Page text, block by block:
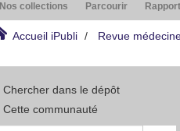
Nos collections Parcourir
Accueil iPubli Revue
Chercher dans le dépôt
Cette communauté